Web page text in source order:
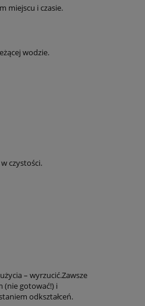
miejscu i czasie.
wodzie.
czystości.
– wyrzucić.Zawsze
(nie gotować!) i
odkształceń.